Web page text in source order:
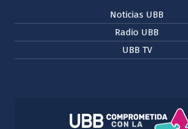
Noticias UBB
Radio UBB
UBB TV